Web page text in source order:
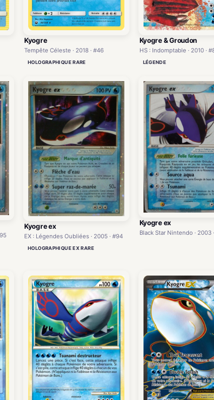
Kyogre
Tempête Céleste · 2018 · #46
HOLOGRAPHIQUE RARE
Kyogre & Groudon
HS : Indomptable · 2010 ·
LÉGENDE
Kyogre ex
EX : Légendes Oubliées · 2005 · #94
HOLOGRAPHIQUE EX RARE
Kyogre ex
Black Star Nintendo · 2003